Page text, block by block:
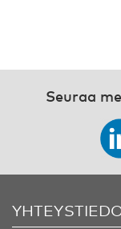
Seuraa